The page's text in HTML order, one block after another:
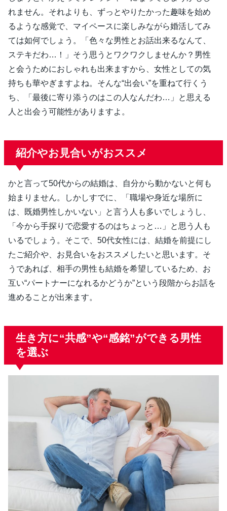
れません。それよりも、ずっとやりたかった趣味を始め
るような感覚で、マイペースに楽しみながら婚活してみ
ては如何でしょう。「色々な男性とお話出来るなんて、
ステキだわ…！」そう思うとワクワクしませんか？男性
と会うためにおしゃれも出来ますから、女性としての気
持ちも華やぎますよね。そんな“出会い”を重ねて行くう
ち、「最後に寄り添うのはこの人なんだわ…」と思える
人と出会う可能性がありますよ。
紹介やお見合いがおススメ
かと言って50代からの結婚は、自分から動かないと何も
始まりません。しかしすでに、「職場や身近な場所に
は、既婚男性しかいない」と言う人も多いでしょうし、
「今から手探りで恋愛するのはちょっと…」と思う人も
いるでしょう。そこで、50代女性には、結婚を前提にし
たご紹介や、お見合いをおススメしたいと思います。そ
うであれば、相手の男性も結婚を希望しているため、お
互い“パートナーになれるかどうか”という段階からお話を
進めることが出来ます。
生き方に“共感”や“感銘”ができる男性
を選ぶ